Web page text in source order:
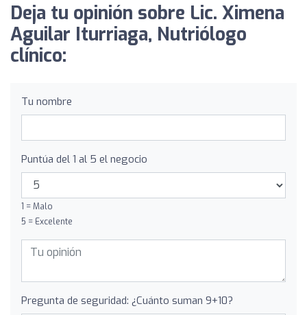
Deja tu opinión sobre Lic. Ximena
Aguilar Iturriaga, Nutriólogo
clínico:
Tu nombre
Puntúa del 1 al 5 el negocio
1 = Malo
5 = Excelente
Pregunta de seguridad: ¿Cuánto suman 9+10?